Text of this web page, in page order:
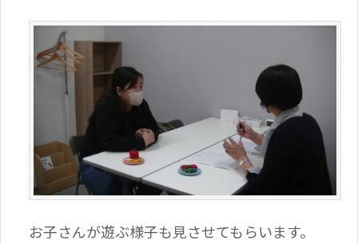
お子さんが遊ぶ様子も見させてもらいます。